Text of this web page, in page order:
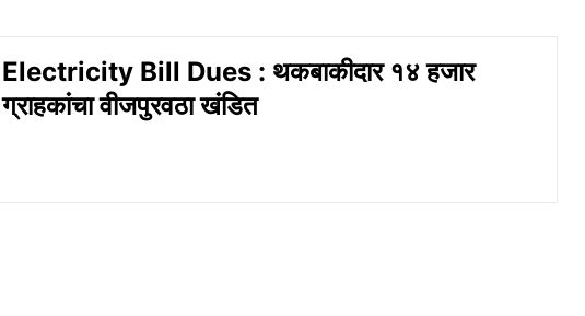
Electricity Bill Dues : थकबाकीदार १४ हजार
ग्राहकांचा वीजपुरवठा खंडित